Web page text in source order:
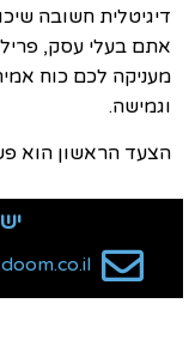
דיגיטלית חשובה
אתם בעלי עסק,
מעניקה לכם כוח
וגמישה.
הצעד הראשון הוא